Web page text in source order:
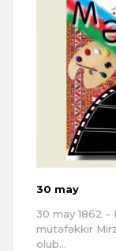
30 may
30 may 1862 -
mütəfəkkir
olub...